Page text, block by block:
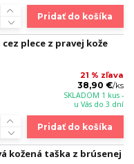
Pridať do košíka
plece z pravej kože
21 % zľava
38,90 €/ks
SKLADOM 1 kus -
u Vás do 3 dní
Pridať do košíka
kožená taška z brúsenej